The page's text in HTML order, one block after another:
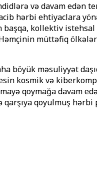
və davam edən
hərbi ehtiyaclara
kollektiv
müttəfiq
böyük məsuliyyət
kosmik və
qoymağa davam
qoyulmuş